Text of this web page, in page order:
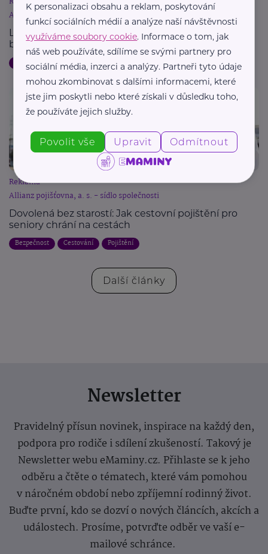
Allianz pojišťovna, a. s. - sídlo společnosti
Letní dovolená a pojištění: Jak chránit svůj majetek
během cest
Dovolená Bezpečnost Cestování Pojištění
Reklama
Allianz pojišťovna, a. s. - sídlo společnosti
Dovolená bez starostí: Jak cestovní pojištění pro
seniory chrání na cestách
Bezpečnost Cestování Pojištění
Další články
Newsletter
Pravidelný přísun novinek, inspirace na každý den,
podpora pro rodiče i sdílení zkušeností. Takový je
Newsletter webu eMaminy.cz. Přihlaste se k jeho
odběru a čtěte o tématech, které vám pomohou
v náročném období nebo zpříjemní rodinný život.
Buďte první, kdo se dozví o nových článcích, akcích a
událostech. Prosíme, potvrďte odběr ve vaší e-
mailové schránce.
K personalizaci obsahu a reklam, poskytování
funkcí sociálních médií a analýze naší návštěvnosti
využíváme soubory cookie. Informace o tom, jak
náš web používáte, sdílíme se svými partnery pro
sociální média, inzerci a analýzy. Partneři tyto údaje
mohou zkombinovat s dalšími informacemi, které
jste jim poskytli nebo které získali v důsledku toho,
že používáte jejich služby.
Povolit vše Upravit Odmítnout